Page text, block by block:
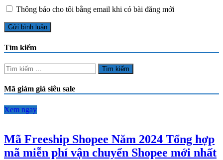
Thông báo cho tôi bằng email khi có bài đăng mới
Tìm kiếm
Tìm
kiếm
cho:
Mã giảm giá siêu sale
Xem ngay
Mã Freeship Shopee Năm 2024 Tổng hợp
mã miễn phí vận chuyển Shopee mới nhất